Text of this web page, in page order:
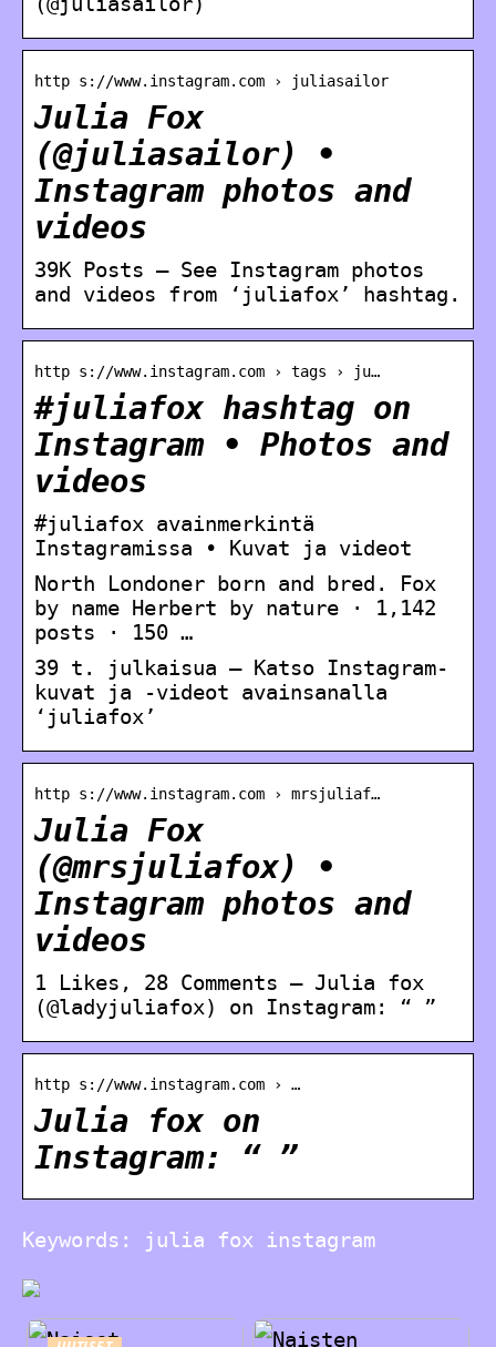
http s://www.instagram.com › juliasailor
Julia Fox
(@juliasailor) •
Instagram photos and
videos
39K Posts – See Instagram photos
and videos from ‘juliafox’ hashtag.
http s://www.instagram.com › tags › ju…
#juliafox hashtag on
Instagram • Photos and
videos
#juliafox avainmerkintä
Instagramissa • Kuvat ja videot
North Londoner born and bred. Fox
by name Herbert by nature · 1,142
posts · 150 …
39 t. julkaisua – Katso Instagram-
kuvat ja -videot avainsanalla
‘juliafox’
http s://www.instagram.com › mrsjuliaf…
Julia Fox
(@mrsjuliafox) •
Instagram photos and
videos
1 Likes, 28 Comments – Julia fox
(@ladyjuliafox) on Instagram: “ ”
http s://www.instagram.com › …
Julia fox on
Instagram: “ ”
Keywords: julia fox instagram